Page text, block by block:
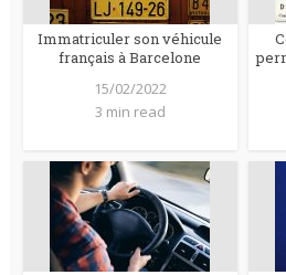
Immatriculer son véhicule
français à Barcelone
15/02/2022
3 min read